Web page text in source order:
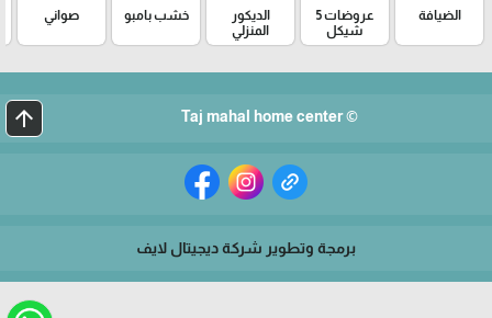
الضيافة
عروضات 5
شيكل
الديكور
المنزلي
خشب بامبو صواني
© Taj mahal home center
arrow_upward
برمجة وتطوير شركة ديجيتال لايف